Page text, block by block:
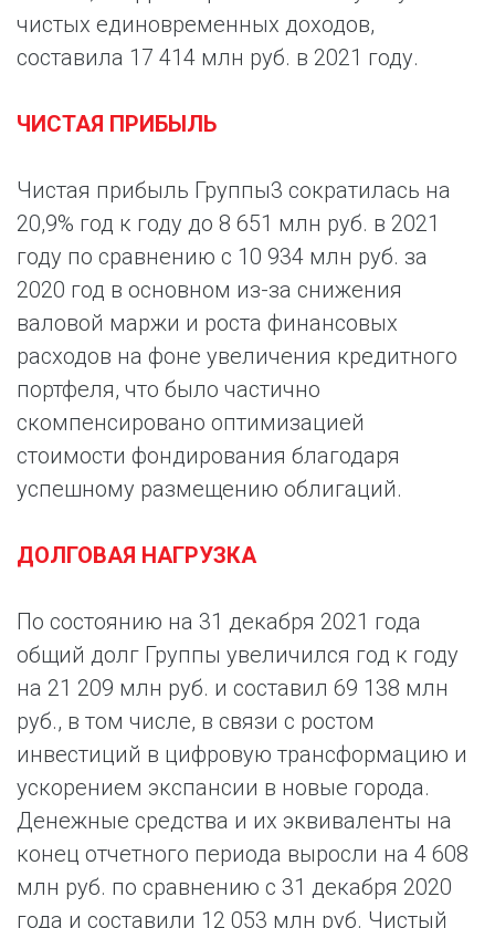
чистых единовременных доходов,
составила 17 414 млн руб. в 2021 году.
ЧИСТАЯ ПРИБЫЛЬ
Чистая прибыль Группы3 сократилась на
20,9% год к году до 8 651 млн руб. в 2021
году по сравнению с 10 934 млн руб. за
2020 год в основном из-за снижения
валовой маржи и роста финансовых
расходов на фоне увеличения кредитного
портфеля, что было частично
скомпенсировано оптимизацией
стоимости фондирования благодаря
успешному размещению облигаций.
ДОЛГОВАЯ НАГРУЗКА
По состоянию на 31 декабря 2021 года
общий долг Группы увеличился год к году
на 21 209 млн руб. и составил 69 138 млн
руб., в том числе, в связи с ростом
инвестиций в цифровую трансформацию и
ускорением экспансии в новые города.
Денежные средства и их эквиваленты на
конец отчетного периода выросли на 4 608
млн руб. по сравнению с 31 декабря 2020
года и составили 12 053 млн руб. Чистый